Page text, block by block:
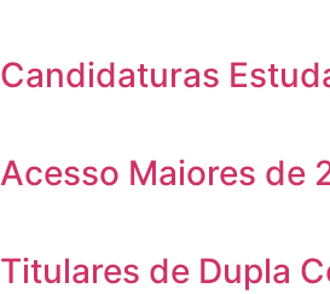
Candidaturas
Acesso Maiores de
Titulares de Dupla